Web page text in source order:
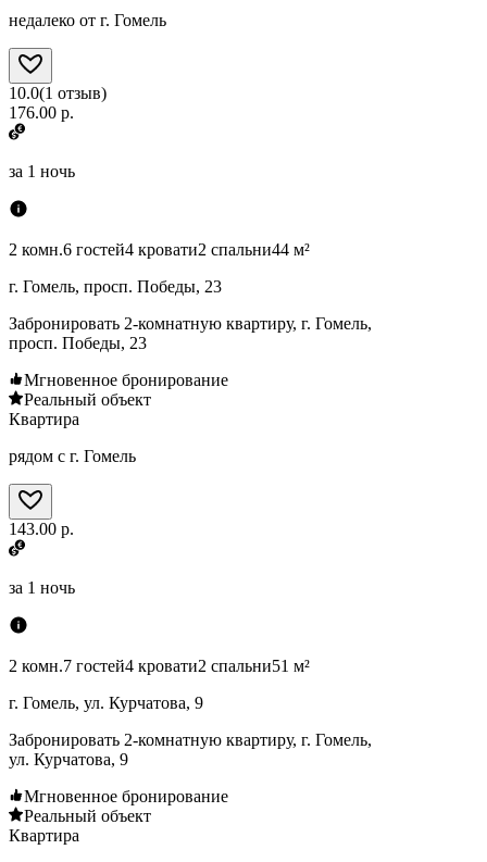
недалеко от г. Гомель
10.0(1 отзыв)
176.00 р.
за 1 ночь
2 комн.6 гостей4 кровати2 спальни44 м²
г. Гомель, просп. Победы, 23
Забронировать 2-комнатную квартиру, г. Гомель,
просп. Победы, 23
Мгновенное бронирование
Реальный объект
Квартира
рядом с г. Гомель
143.00 р.
за 1 ночь
2 комн.7 гостей4 кровати2 спальни51 м²
г. Гомель, ул. Курчатова, 9
Забронировать 2-комнатную квартиру, г. Гомель,
ул. Курчатова, 9
Мгновенное бронирование
Реальный объект
Квартира